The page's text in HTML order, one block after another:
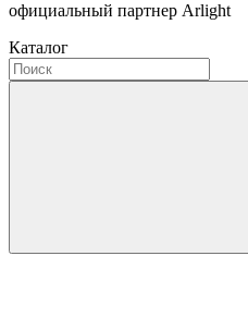
официальный партнер Arlight
Каталог